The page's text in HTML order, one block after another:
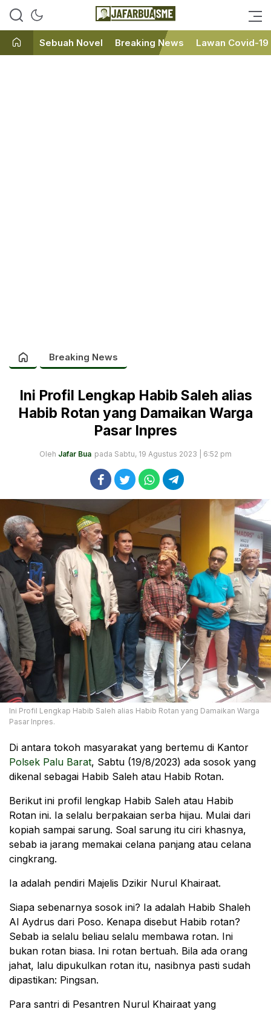
JafarBua
Ini bukan Media Online, Ini
Sebuah Novel Breaking News Lawan Covid-19
Breaking News
Ini Profil Lengkap Habib Saleh alias
Habib Rotan yang Damaikan Warga
Pasar Inpres
Oleh Jafar Bua pada Sabtu, 19 Agustus 2023 | 6:52 pm
Ini Profil Lengkap Habib Saleh alias Habib Rotan yang Damaikan Warga
Pasar Inpres.
Di antara tokoh masyarakat yang bertemu di Kantor
Polsek Palu Barat, Sabtu (19/8/2023) ada sosok yang
dikenal sebagai Habib Saleh atau Habib Rotan.
Berikut ini profil lengkap Habib Saleh atau Habib
Rotan ini. Ia selalu berpakaian serba hijau. Mulai dari
kopiah sampai sarung. Soal sarung itu ciri khasnya,
sebab ia jarang memakai celana panjang atau celana
cingkrang.
Ia adalah pendiri Majelis Dzikir Nurul Khairaat.
Siapa sebenarnya sosok ini? Ia adalah Habib Shaleh
Al Aydrus dari Poso. Kenapa disebut Habib rotan?
Sebab ia selalu beliau selalu membawa rotan. Ini
bukan rotan biasa. Ini rotan bertuah. Bila ada orang
jahat, lalu dipukulkan rotan itu, nasibnya pasti sudah
dipastikan: Pingsan.
Para santri di Pesantren Nurul Khairaat yang